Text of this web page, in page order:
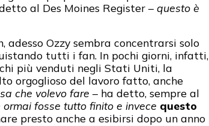
al Des Moines Register – questo è
Ozzy sembra concentrarsi solo
tutti i fan. In pochi giorni, infatti,
più venduti negli Stati Uniti, la
orgoglioso del lavoro fatto, anche
che volevo fare – ha detto, sempre al
fosse tutto finito e invece questo
presto anche a esibirsi dopo un anno